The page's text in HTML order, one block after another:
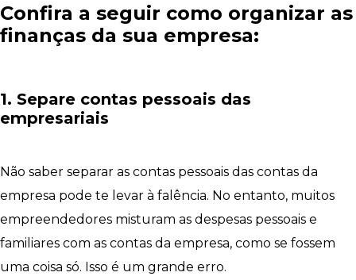
Confira a seguir como organizar as
finanças da sua empresa:
1. Separe contas pessoais das
empresariais
Não saber separar as contas pessoais das contas da
empresa pode te levar à falência. No entanto, muitos
empreendedores misturam as despesas pessoais e
familiares com as contas da empresa, como se fossem
uma coisa só. Isso é um grande erro.